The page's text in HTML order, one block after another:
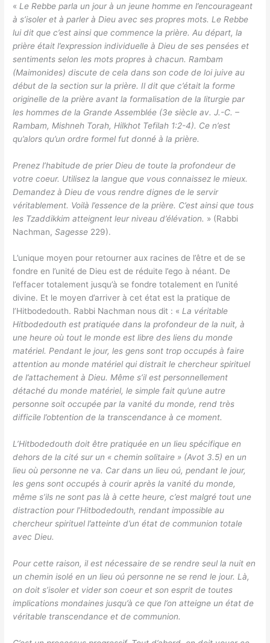
« Le Rebbe parla un jour à un jeune homme en l’encourageant
à s’isoler et à parler à Dieu avec ses propres mots. Le Rebbe
lui dit que c’est ainsi que commence la prière. Au départ, la
prière était l’expression individuelle à Dieu de ses pensées et
sentiments selon les mots propres à chacun. Rambam
(Maimonides) discute de cela dans son code de loi juive au
début de la section sur la prière. Il dit que c’était la forme
originelle de la prière avant la formalisation de la liturgie par
les hommes de la Grande Assemblée (3e siècle av. J.-C. –
Rambam, Mishneh Torah, Hilkhot Tefilah 1:2-4). Ce n’est
qu’alors qu’un ordre formel fut donné à la prière.
Prenez l’habitude de prier Dieu de toute la profondeur de
votre coeur. Utilisez la langue que vous connaissez le mieux.
Demandez à Dieu de vous rendre dignes de le servir
véritablement. Voilà l’essence de la prière. C’est ainsi que tous
les Tzaddikkim atteignent leur niveau d’élévation. » (Rabbi
Nachman,Sagesse 229).
L’unique moyen pour retourner aux racines de l’être et de se
fondre en l’unité de Dieu est de réduite l’ego à néant. De
l’effacer totalement jusqu’à se fondre totalement en l’unité
divine. Et le moyen d’arriver à cet état est la pratique de
l’Hitbodedouth. Rabbi Nachman nous dit : «La véritable
Hitbodedouth est pratiquée dans la profondeur de la nuit, à
une heure où tout le monde est libre des liens du monde
matériel. Pendant le jour, les gens sont trop occupés à faire
attention au monde matériel qui distrait le chercheur spirituel
de l’attachement à Dieu. Même s’il est personnellement
détaché du monde matériel, le simple fait qu’une autre
personne soit occupée par la vanité du monde, rend très
difficile l’obtention de la transcendance à ce moment.
L’Hitbodedouth doit être pratiquée en un lieu spécifique en
dehors de la cité sur un « chemin solitaire » (Avot 3.5) en un
lieu où personne ne va. Car dans un lieu oú, pendant le jour,
les gens sont occupés à courir après la vanité du monde,
même s’ils ne sont pas là à cette heure, c’est malgré tout une
distraction pour l’Hitbodedouth, rendant impossible au
chercheur spirituel l’atteinte d’un état de communion totale
avec Dieu.
Pour cette raison, il est nécessaire de se rendre seul la nuit en
un chemin isolé en un lieu oú personne ne se rend le jour. Là,
on doit s’isoler et vider son coeur et son esprit de toutes
implications mondaines jusqu’à ce que l’on atteigne un état de
véritable transcendance et de communion.